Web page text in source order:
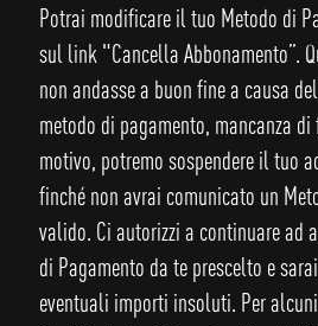
Potrai modificare il tuo Metodo di
sul link "Cancella Abbonamento”.
non andasse a buon fine a causa
metodo di pagamento, mancanza
motivo, potremo sospendere il tuo
finché non avrai comunicato un
valido. Ci autorizzi a continuare ad
di Pagamento da te prescelto e
eventuali importi insoluti. Per